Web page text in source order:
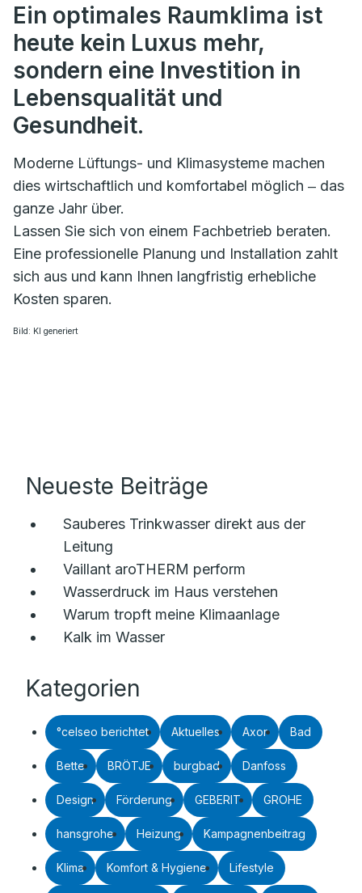
Ein optimales Raumklima ist
heute kein Luxus mehr,
sondern eine Investition in
Lebensqualität und
Gesundheit.
Moderne Lüftungs- und Klimasysteme machen
dies wirtschaftlich und komfortabel möglich ‒ das
ganze Jahr über.
Lassen Sie sich von einem Fachbetrieb beraten.
Eine professionelle Planung und Installation zahlt
sich aus und kann Ihnen langfristig erhebliche
Kosten sparen.
Bild: KI generiert
Neueste Beiträge
Sauberes Trinkwasser direkt aus der
Leitung
Vaillant aroTHERM perform
Wasserdruck im Haus verstehen
Warum tropft meine Klimaanlage
Kalk im Wasser
Kategorien
°celseo berichtet Aktuelles Axor Bad
Bette BRÖTJE burgbad Danfoss
Design Förderung GEBERIT GROHE
hansgrohe Heizung Kampagnenbeitrag
Klima Komfort & Hygiene Lifestyle